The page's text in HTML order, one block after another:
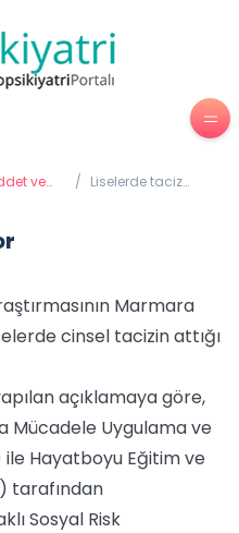
ve
/ Liselerde taciz
Marmara
cinsel tacizin attığı
açıklamaya göre,
Mücadele Uygulama ve
ile Hayatboyu Eğitim ve
tarafından
Sosyal Risk